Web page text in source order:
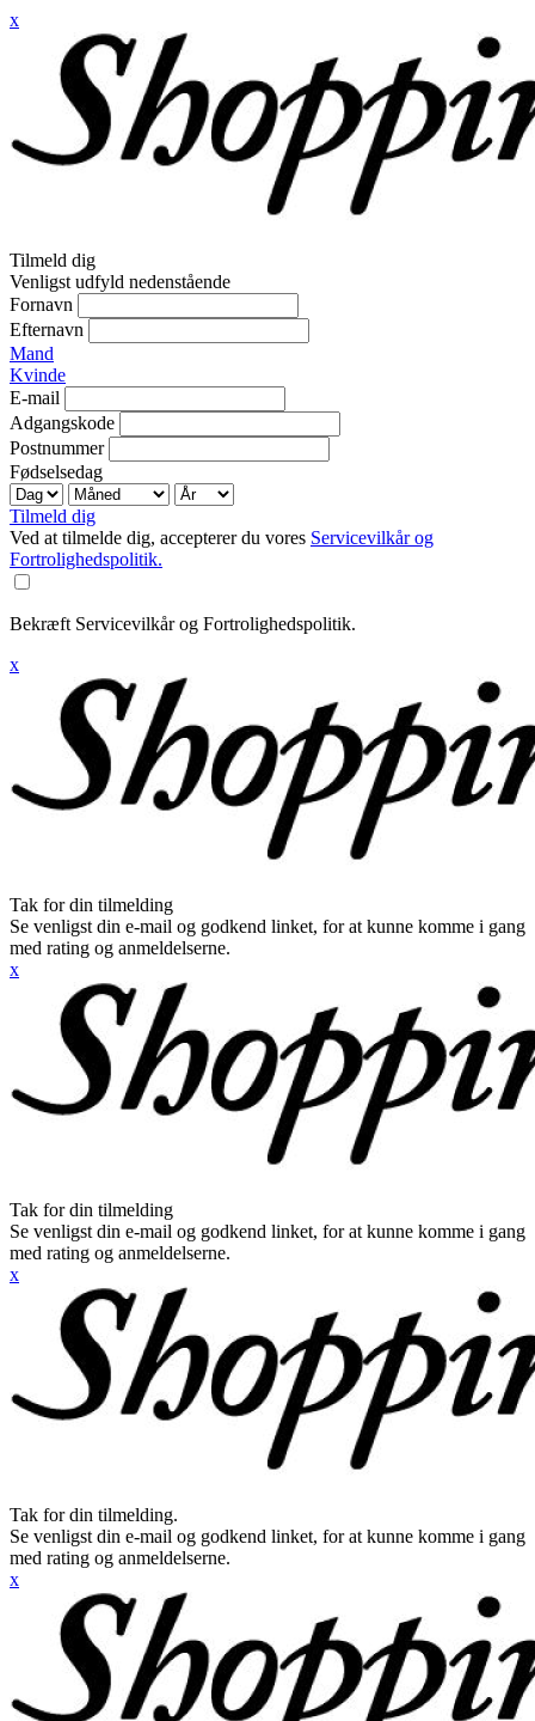
x
Tilmeld dig
Venligst udfyld nedenstående
Fornavn
Efternavn
Mand
Kvinde
E-mail
Adgangskode
Postnummer
Fødselsedag
Tilmeld dig
Ved at tilmelde dig, accepterer du vores Servicevilkår og
Fortrolighedspolitik.
Bekræft Servicevilkår og Fortrolighedspolitik.
x
Tak for din tilmelding
Se venligst din e-mail og godkend linket, for at kunne komme i gang
med rating og anmeldelserne.
x
Tak for din tilmelding
Se venligst din e-mail og godkend linket, for at kunne komme i gang
med rating og anmeldelserne.
x
Tak for din tilmelding.
Se venligst din e-mail og godkend linket, for at kunne komme i gang
med rating og anmeldelserne.
x